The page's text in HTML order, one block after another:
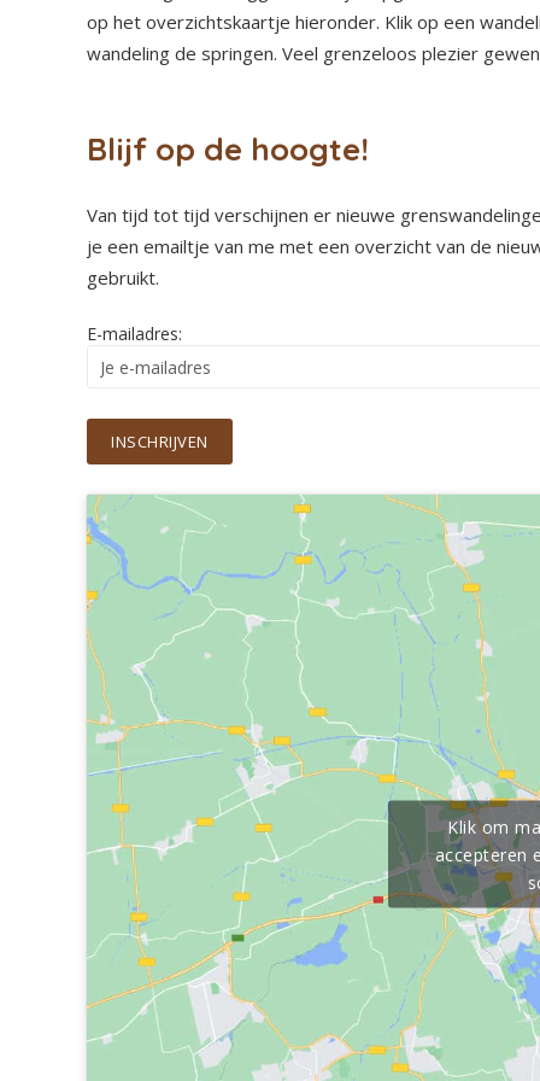
op het overzichtskaartje hieronder. Klik op een
wandeling de springen. Veel grenzeloos plezier
Blijf op de hoogte!
Van tijd tot tijd verschijnen er nieuwe
je een emailtje van me met een overzicht van de
gebruikt.
E-mailadres:
Klik om
accepteren